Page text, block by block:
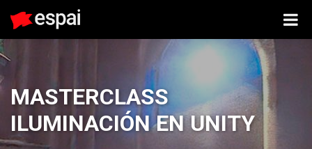
MASTERCLASS
ILUMINACIÓN EN UNITY